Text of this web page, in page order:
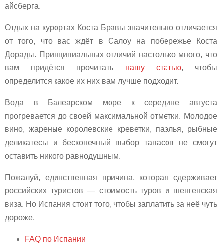
айсберга.
Отдых на курортах Коста Бравы значительно отличается
от того, что вас ждёт в Салоу на побережье Коста
Дорады. Принципиальных отличий настолько много, что
вам придётся прочитать нашу статью, чтобы
определится какое их них вам лучше подходит.
Вода в Балеарском море к середине августа
прогревается до своей максимальной отметки. Молодое
вино, жареные королевские креветки, паэлья, рыбные
деликатесы и бесконечный выбор тапасов не смогут
оставить никого равнодушным.
Пожалуй, единственная причина, которая сдерживает
российских туристов — стоимость туров и шенгенская
виза. Но Испания стоит того, чтобы заплатить за неё чуть
дороже.
FAQ по Испании